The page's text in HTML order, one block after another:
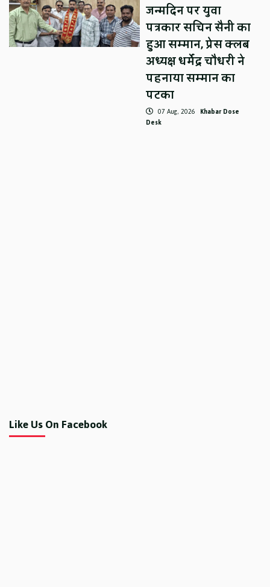
जन्मदिन पर युवा
पत्रकार सचिन सैनी का
हुआ सम्मान, प्रेस क्लब
अध्यक्ष धर्मेंद्र चौधरी ने
पहनाया सम्मान का
पटका
07 Aug, 2026 Khabar Dose
Desk
Like Us On Facebook